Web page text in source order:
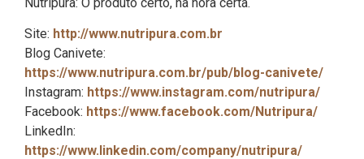
Site: http://www.nutripura.com.br
Blog Canivete:
https://www.nutripura.com.br/pub/blog-canivete/
Instagram: https://www.instagram.com/nutripura/
Facebook: https://www.facebook.com/Nutripura/
LinkedIn:
https://www.linkedin.com/company/nutripura/